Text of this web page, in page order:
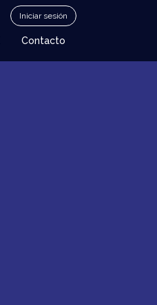
Iniciar sesión
Contacto